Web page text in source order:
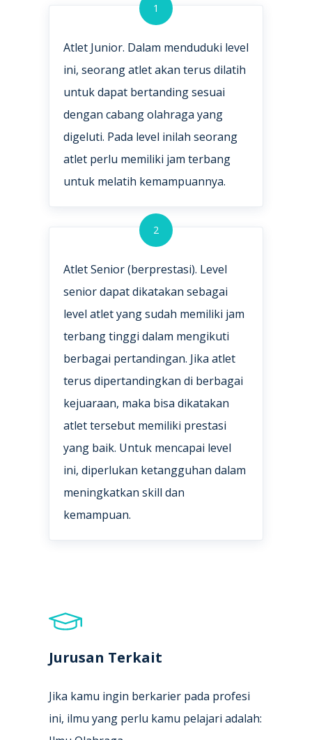
1
Atlet Junior. Dalam menduduki level
ini, seorang atlet akan terus dilatih
untuk dapat bertanding sesuai
dengan cabang olahraga yang
digeluti. Pada level inilah seorang
atlet perlu memiliki jam terbang
untuk melatih kemampuannya.
2
Atlet Senior (berprestasi). Level
senior dapat dikatakan sebagai
level atlet yang sudah memiliki jam
terbang tinggi dalam mengikuti
berbagai pertandingan. Jika atlet
terus dipertandingkan di berbagai
kejuaraan, maka bisa dikatakan
atlet tersebut memiliki prestasi
yang baik. Untuk mencapai level
ini, diperlukan ketangguhan dalam
meningkatkan skill dan
kemampuan.
Jurusan Terkait
Jika kamu ingin berkarier pada profesi
ini, ilmu yang perlu kamu pelajari adalah: